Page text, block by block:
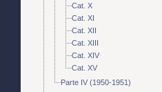
Cat. X
Cat. XI
Cat. XII
Cat. XIII
Cat. XIV
Cat. XV
Parte IV (1950-1951)